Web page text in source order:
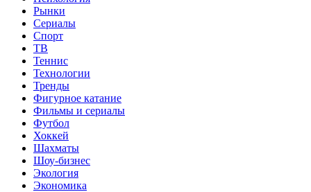
Рынки
Сериалы
Спорт
ТВ
Теннис
Технологии
Тренды
Фигурное катание
Фильмы и сериалы
Футбол
Хоккей
Шахматы
Шоу-бизнес
Экология
Экономика